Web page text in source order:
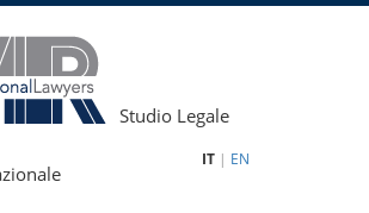
Studio Legale
IT | EN